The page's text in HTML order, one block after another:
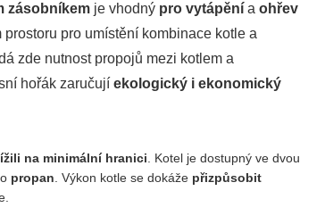
zásobníkem je vhodný pro vytápění a ohřev
pro umístění kombinace kotle a
zde nutnost propojů mezi kotlem a
hořák zaručují ekologický i ekonomický
na minimální hranici . Kotel je dostupný ve dvou
propan . Výkon kotle se dokáže přizpůsobit